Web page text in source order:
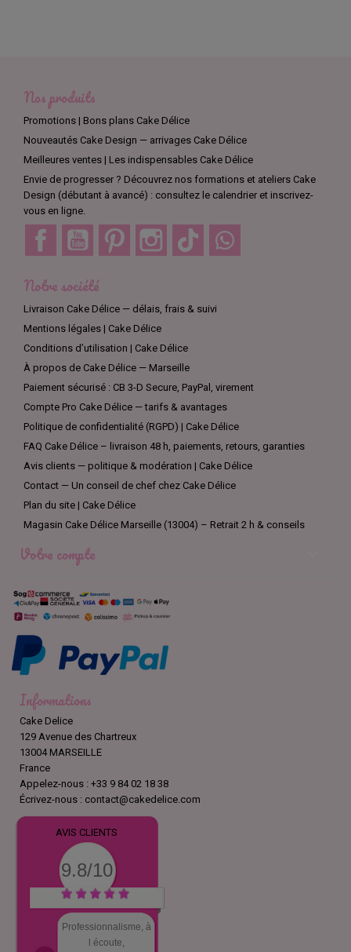
Nos produits
Promotions | Bons plans Cake Délice
Nouveautés Cake Design — arrivages Cake Délice
Meilleures ventes | Les indispensables Cake Délice
Envie de progresser ? Découvrez nos formations et ateliers Cake
Design (débutant à avancé) : consultez le calendrier et inscrivez-
vous en ligne.
Facebook YouTube Pinterest Instagram TikTok
Notre société
Livraison Cake Délice — délais, frais & suivi
Mentions légales | Cake Délice
Conditions d’utilisation | Cake Délice
À propos de Cake Délice — Marseille
Paiement sécurisé : CB 3-D Secure, PayPal, virement
Compte Pro Cake Délice — tarifs & avantages
Politique de confidentialité (RGPD) | Cake Délice
FAQ Cake Délice – livraison 48 h, paiements, retours, garanties
Avis clients — politique & modération | Cake Délice
Contact — Un conseil de chef chez Cake Délice
Plan du site | Cake Délice
Magasin Cake Délice Marseille (13004) – Retrait 2 h & conseils
Votre compte
Informations
Cake Delice
129 Avenue des Chartreux
13004 MARSEILLE
France
Appelez-nous : +33 9 84 02 18 38
Écrivez-nous : contact@cakedelice.com
AVIS CLIENTS
9.8/10
Professionnalisme, à
l écoute,